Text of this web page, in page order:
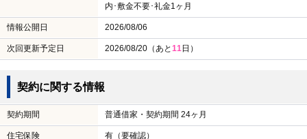
内･敷金不要･礼金1ヶ月
情報公開日 2026/08/06
次回更新予定日 2026/08/20（あと11日）
契約に関する情報
契約期間 普通借家・契約期間 24ヶ月
住宅保険 有（要確認）